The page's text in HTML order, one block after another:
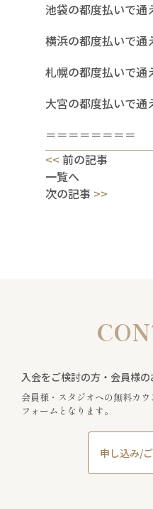
池袋の都度払いで通
横浜の都度払いで通
札幌の都度払いで通
大宮の都度払いで通
＝＝＝＝＝＝＝＝
<< 前の記事
一覧へ
次の記事 >>
入会をご検討の方・会員様
会員様・スタジオへの無料カ
フォームとなります。
申し込み/